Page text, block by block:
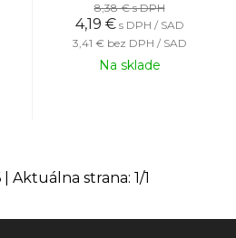
8,38 €s DPH
4,19 € s DPH / SAD
3,41 € bez DPH / SAD
Na sklade
| Aktuálna strana: 1/1